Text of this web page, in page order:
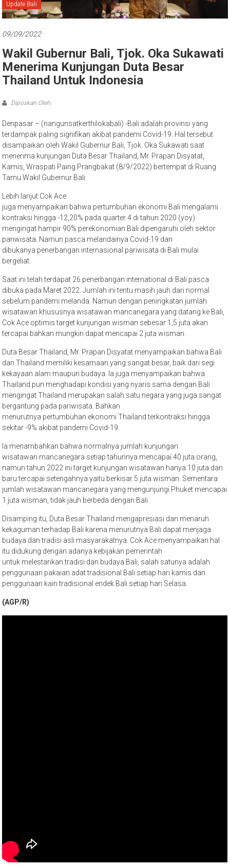
Bali
Update Bali
09/09/2022
Wakil Gubernur Bali, Tjok. Oka Sukawati
Menerima Kunjungan Duta Besar
Thailand Untuk Indonesia
Diposkan Oleh:
Denpasar – (nangunsatkerthilokabali) -Bali adalah provinsi yang
terdampak paling signifikan akibat pandemi Covid-19. Hal tersebut
disampaikan oleh Wakil Gubernur Bali, Tjok. Oka Sukawati saat
menerima kunjungan Duta Besar Thailand, Mr. Prapan Disyatat,
Kamis, Wraspati Paing Prangbakat (8/9/2022) bertempat di Ruang
Tamu Wakil Gubernur Bali.
Lebih lanjut Cok Ace
juga menyampaikan bahwa pertumbuhan ekonomi Bali mengalami
kontraksi hingga -12,20% pada quarter 4 di tahun 2020 (yoy)
mengingat hampir 90% perekonomian Bali dipengaruhi oleh sektor
pariwisata. Namun pasca melandainya Covid-19 dan
dibukanya penerbangan internasional pariwisata di Bali mulai
bergeliat.
Saat ini telah terdapat 26 penerbangan international di Bali pasca
dibuka pada Maret 2022. Jumlah ini tentu masih jauh dari normal
sebelum pandemi melanda. Namun dengan peningkatan jumlah
wisatawan khususnya wisatawan mancanegara yang datang ke Bali,
Cok Ace optimis target kunjungan wisman sebesar 1,5 juta akan
tercapai bahkan mungkin dapat mencapai 2 juta wisman.
Duta Besar Thailand, Mr. Prapan Disyatat menyampaikan bahwa Bali
dan Thailand memiliki kesamaan yang sangat besar, baik dari segi
kekayaan alam maupun budaya. Ia juga menyampaikan bahwa
Thailand pun menghadapi kondisi yang nyaris sama dengan Bali
mengingat Thailand merupakan salah satu negara yang juga sangat
bergantung pada pariwisata. Bahkan
menurutnya pertumbuhan ekonomi Thailand terkontraksi hingga
sekitar -9% akibat pandemi Covid-19.
Ia menambahkan bahwa normalnya jumlah kunjungan
wisatawan mancanegara setiap tahunnya mencapai 40 juta orang,
namun tahun 2022 ini target kunjungan wisatawan hanya 10 juta dan
baru tercapai setengahnya yaitu berkisar 5 juta wisman. Sementara
jumlah wisatawan mancanegara yang mengunjungi Phuket mencapai
1 juta wisman, tidak jauh berbeda dengan Bali.
Disamping itu, Duta Besar Thailand mengapresiasi dan menaruh
kekaguman terhadap Bali karena menurutnya Bali dapat menjaga
budaya dan tradisi asli masyarakatnya. Cok Ace menyampaikan hal
itu didukung dengan adanya kebijakan pemerintah
untuk melestarikan tradisi dan budaya Bali, salah satunya adalah
penggunaan pakaian adat tradisional Bali setiap hari kamis dan
penggunaan kain tradisional endek Bali setiap hari Selasa.
(AGP/R)